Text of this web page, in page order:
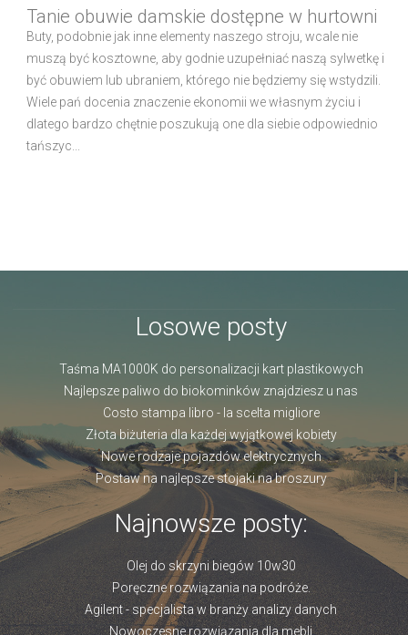
Tanie obuwie damskie dostępne w hurtowni
Buty, podobnie jak inne elementy naszego stroju, wcale nie
muszą być kosztowne, aby godnie uzupełniać naszą sylwetkę i
być obuwiem lub ubraniem, którego nie będziemy się wstydzili.
Wiele pań docenia znaczenie ekonomii we własnym życiu i
dlatego bardzo chętnie poszukują one dla siebie odpowiednio
tańszyc...
Losowe posty
Taśma MA1000K do personalizacji kart plastikowych
Najlepsze paliwo do biokominków znajdziesz u nas
Costo stampa libro - la scelta migliore
Złota biżuteria dla każdej wyjątkowej kobiety
Nowe rodzaje pojazdów elektrycznych
Postaw na najlepsze stojaki na broszury
Najnowsze posty:
Olej do skrzyni biegów 10w30
Poręczne rozwiązania na podróże.
Agilent - specjalista w branży analizy danych
Nowoczesne rozwiązania dla mebli